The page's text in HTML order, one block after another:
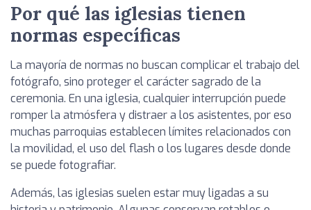
Por qué las iglesias tienen
normas específicas
La mayoría de normas no buscan complicar el trabajo del
fotógrafo, sino proteger el carácter sagrado de la
ceremonia. En una iglesia, cualquier interrupción puede
romper la atmósfera y distraer a los asistentes, por eso
muchas parroquias establecen límites relacionados con
la movilidad, el uso del flash o los lugares desde donde
se puede fotografiar.
Además, las iglesias suelen estar muy ligadas a su